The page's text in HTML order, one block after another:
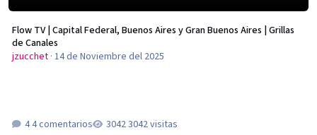
Flow TV | Capital Federal, Buenos Aires y Gran Buenos Aires | Grillas
de Canales
jzucchet· 14 de Noviembre del 2025
4 comentarios 3042 visitas